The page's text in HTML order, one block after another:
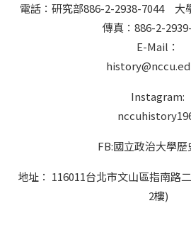
電話：研究部886-2-2938-7044 大
傳真：886-2-
E-Mail：
Instagram:
FB:國立政治大學歷
地址： 116011台北市文山區指南路
2樓)